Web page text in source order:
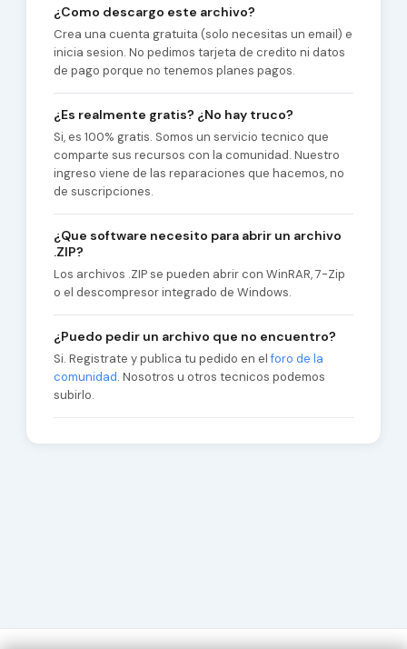
¿Como descargo este archivo?
Crea una cuenta gratuita (solo necesitas un email) e
inicia sesion. No pedimos tarjeta de credito ni datos
de pago porque no tenemos planes pagos.
¿Es realmente gratis? ¿No hay truco?
Si, es 100% gratis. Somos un servicio tecnico que
comparte sus recursos con la comunidad. Nuestro
ingreso viene de las reparaciones que hacemos, no
de suscripciones.
¿Que software necesito para abrir un archivo
.ZIP?
Los archivos .ZIP se pueden abrir con WinRAR, 7-Zip
o el descompresor integrado de Windows.
¿Puedo pedir un archivo que no encuentro?
Si. Registrate y publica tu pedido en elforo de la
comunidad. Nosotros u otros tecnicos podemos
subirlo.